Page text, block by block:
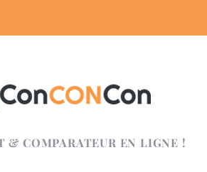
& COMPARATEUR EN LIGNE !